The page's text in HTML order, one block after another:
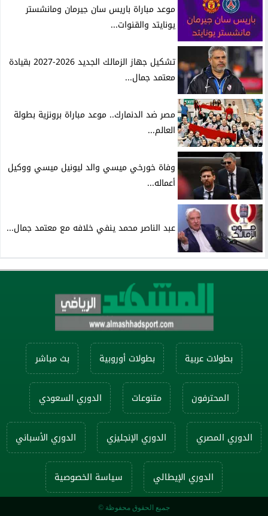
موعد مباراة باريس سان جيرمان ومانشستر
يونايتد والقنوات...
تشكيل جهاز الزمالك الجديد 2026-2027 بقيادة
معتمد جمال...
مصر ضد الدنمارك.. موعد مباراة برونزية بطولة
العالم...
وفاة خورخي ميسي والد ليونيل ميسي ووكيل
أعماله...
عبد الناصر محمد ينفي خلافه مع معتمد جمال...
بطولات عربية بطولات أوروبية بث مباشر
المحترفون متنوعات الدوري السعودي
الدوري المصري الدوري الإنجليزي الدوري الأسباني
الدوري الإيطالي سياسة الخصوصية
جميع الحقوق محفوظة ©